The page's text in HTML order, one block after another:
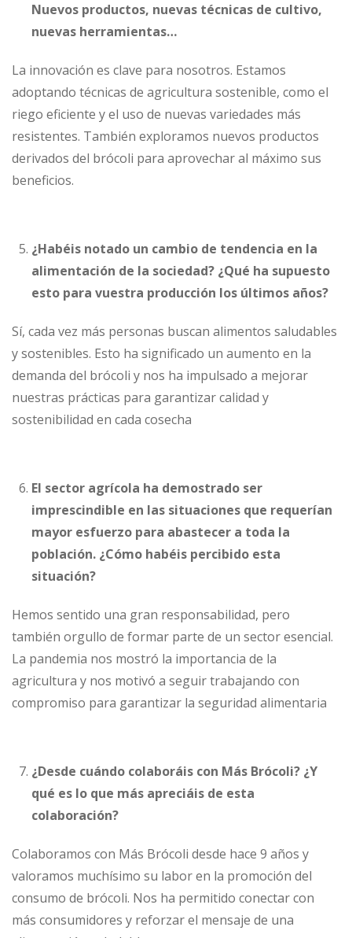
Nuevos productos, nuevas técnicas de cultivo,
nuevas herramientas…
La innovación es clave para nosotros. Estamos
adoptando técnicas de agricultura sostenible, como el
riego eficiente y el uso de nuevas variedades más
resistentes. También exploramos nuevos productos
derivados del brócoli para aprovechar al máximo sus
beneficios.
¿Habéis notado un cambio de tendencia en la
alimentación de la sociedad? ¿Qué ha supuesto
esto para vuestra producción los últimos años?
Sí, cada vez más personas buscan alimentos saludables
y sostenibles. Esto ha significado un aumento en la
demanda del brócoli y nos ha impulsado a mejorar
nuestras prácticas para garantizar calidad y
sostenibilidad en cada cosecha
El sector agrícola ha demostrado ser
imprescindible en las situaciones que requerían
mayor esfuerzo para abastecer a toda la
población. ¿Cómo habéis percibido esta
situación?
Hemos sentido una gran responsabilidad, pero
también orgullo de formar parte de un sector esencial.
La pandemia nos mostró la importancia de la
agricultura y nos motivó a seguir trabajando con
compromiso para garantizar la seguridad alimentaria
¿Desde cuándo colaboráis con Más Brócoli? ¿Y
qué es lo que más apreciáis de esta
colaboración?
Colaboramos con Más Brócoli desde hace 9 años y
valoramos muchísimo su labor en la promoción del
consumo de brócoli. Nos ha permitido conectar con
más consumidores y reforzar el mensaje de una